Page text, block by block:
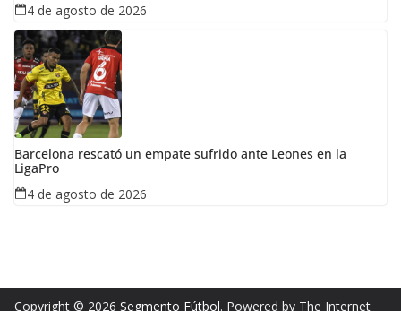
4 de agosto de 2026
Barcelona rescató un empate sufrido ante Leones en la
LigaPro
4 de agosto de 2026
Copyright © 2026 Segmento Fútbol. Powered by The Internet